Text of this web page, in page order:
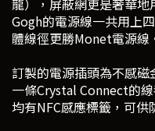
龍），屏蔽網更是奢華地
Gogh的電源線一共用上
體線徑更勝Monet電源線
訂製的電源插頭為不感
一條Crystal Connect的
均有NFC感應標籤，可供